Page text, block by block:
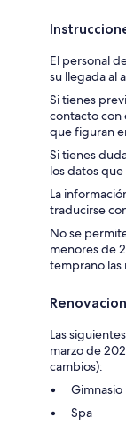
El personal
su llegada al
Si tienes
contacto con
que figuran
Si tienes
los datos
La
traducirse
No se
menores de
temprano las
Las
marzo de
cambios):
Gimnasio
Spa